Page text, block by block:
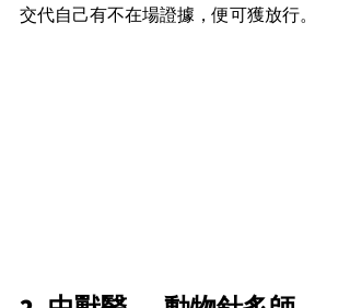
交代自己有不在場證據，便可獲放行。